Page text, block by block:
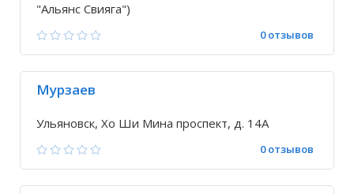
"Альянс Свияга")
0 отзывов
Мурзаев
Ульяновск, Хо Ши Мина проспект, д. 14А
0 отзывов